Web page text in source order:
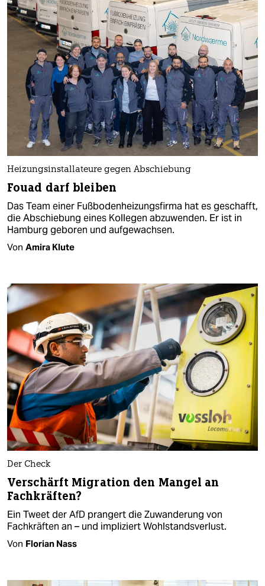
Heizungsinstallateure gegen Abschiebung
Fouad darf bleiben
Das Team einer Fußbodenheizungsfirma hat es geschafft,
die Abschiebung eines Kollegen abzuwenden. Er ist in
Hamburg geboren und aufgewachsen.
Von Amira Klute
Der Check
Verschärft Migration den Mangel an
Fachkräften?
Ein Tweet der AfD prangert die Zuwanderung von
Fachkräften an – und impliziert Wohlstandsverlust.
Von Florian Nass